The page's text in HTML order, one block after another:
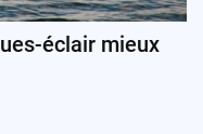
éclair mieux